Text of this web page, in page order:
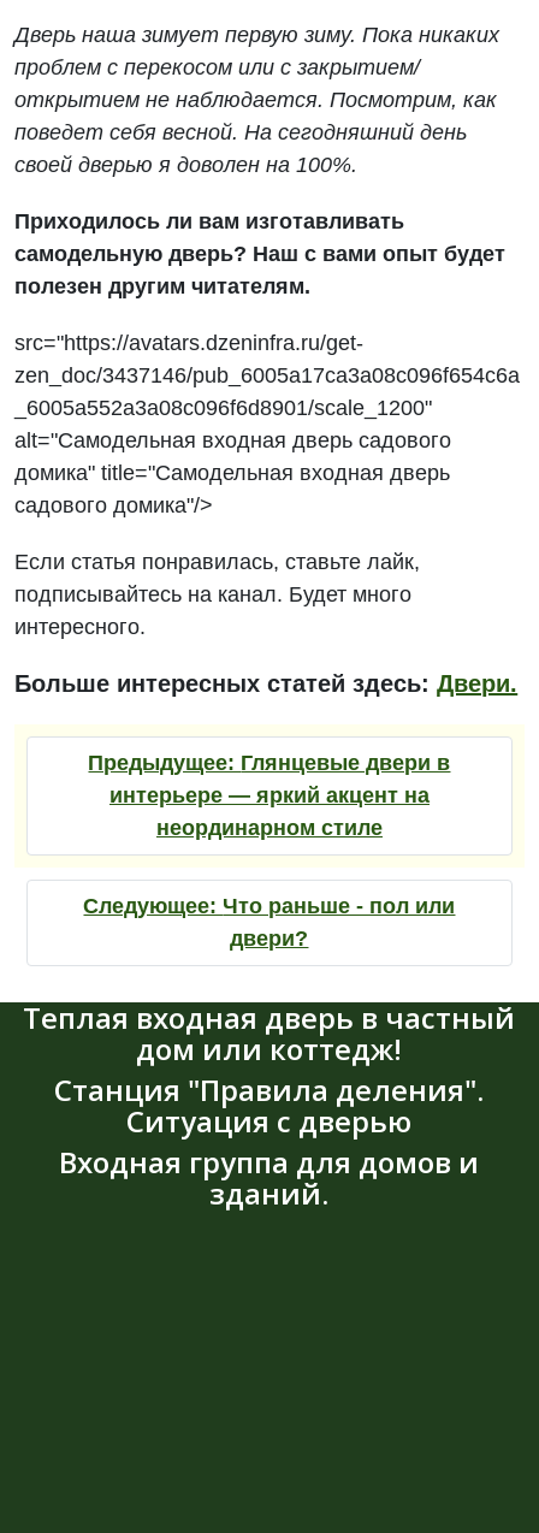
Дверь наша зимует первую зиму. Пока никаких
проблем с перекосом или с закрытием/
открытием не наблюдается. Посмотрим, как
поведет себя весной. На сегодняшний день
своей дверью я доволен на 100%.
Приходилось ли вам изготавливать
самодельную дверь? Наш с вами опыт будет
полезен другим читателям.
src="https://avatars.dzeninfra.ru/get-
zen_doc/3437146/pub_6005a17ca3a08c096f654c6a
_6005a552a3a08c096f6d8901/scale_1200"
alt="Самодельная входная дверь садового
домика" title="Самодельная входная дверь
садового домика"/>
Если статья понравилась, ставьте лайк,
подписывайтесь на канал. Будет много
интересного.
Больше интересных статей здесь:Двери.
Предыдущее: Глянцевые двери в
интерьере — яркий акцент на
неординарном стиле
Следующее: Что раньше - пол или
двери?
Теплая входная дверь в частный
дом или коттедж!
Станция "Правила деления".
Ситуация с дверью
Входная группа для домов и
зданий.